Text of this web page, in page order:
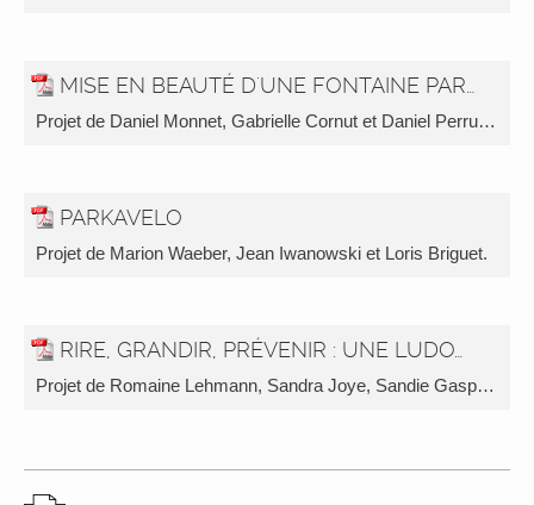
Projet de Daniel Monnet, Gabrielle Cornut et Daniel Perruchoud d'Henri.
PARKAVELO
Projet de Marion Waeber, Jean Iwanowski et Loris Briguet.
Projet de Romaine Lehmann, Sandra Joye, Sandie Gasparik et Caroline Veillon.